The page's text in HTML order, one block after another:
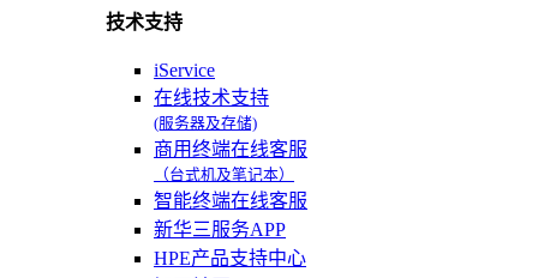
技术支持
iService
在线技术支持
(服务器及存储)
商用终端在线客服
（台式机及笔记本）
智能终端在线客服
新华三服务APP
HPE产品支持中心